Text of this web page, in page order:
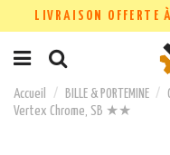
LIVRAISON OFFERTE
Accueil BILLE & PORTEMINE
Vertex Chrome, SB ★★